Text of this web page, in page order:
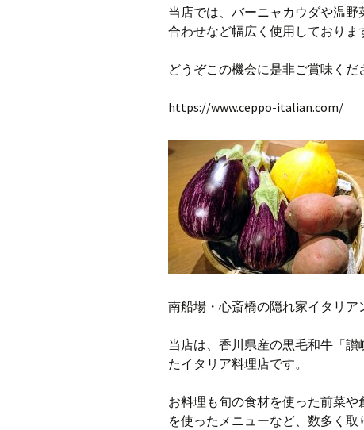
当店では、バーニャカウダや温
合わせなど幅広く使用しておりま
どうぞこの機会に是非ご賞味く
https://www.ceppo-italian.com/
南船場・心斎橋の隠れ家イタリア
当店は、香川県産の黒毛和牛「
たイタリア料理店です。
お料理も旬の食材を使った前菜
を使ったメニューなど、数多く取